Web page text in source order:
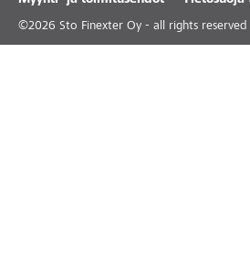
©2026 Sto Finexter Oy - all rights reserved